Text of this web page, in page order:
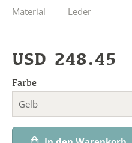
Material Leder
USD 248.45
Farbe
Gelb